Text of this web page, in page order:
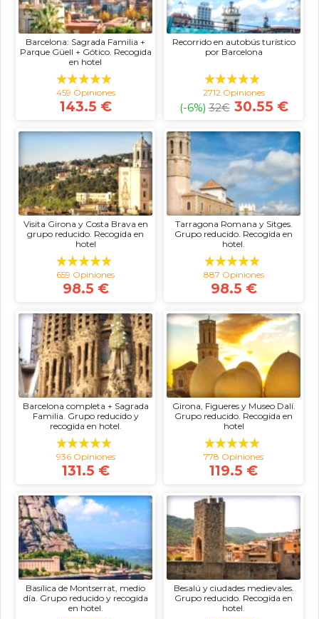
Barcelona: Sagrada Familia +
Parque Güell + Gótico. Recogida
en hotel
459 Opiniones
143.5 €
Recorrido en autobús turístico
por Barcelona
2712 Opiniones
(-6%) 32€ 30.55 €
Visita Girona y Costa Brava en
grupo reducido. Recogida en
hotel
659 Opiniones
98.5 €
Tarragona Romana y Sitges.
Grupo reducido. Recogida en
hotel.
887 Opiniones
98.5 €
Barcelona completa + Sagrada
Familia. Grupo reducido y
recogida en hotel.
936 Opiniones
131.5 €
Girona, Figueres y Museo Dalí.
Grupo reducido. Recogida en
hotel
778 Opiniones
119.5 €
Basílica de Montserrat, medio
día. Grupo reducido y recogida
en hotel.
Besalú y ciudades medievales.
Grupo reducido. Recogida en
hotel.